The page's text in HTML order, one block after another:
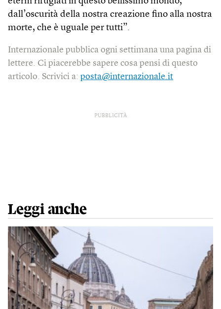
dall’oscurità della nostra creazione fino alla nostra
morte, che è uguale per tutti”.
Internazionale pubblica ogni settimana una pagina di
lettere. Ci piacerebbe sapere cosa pensi di questo
articolo. Scrivici a: posta@internazionale.it
PUBBLICITÀ
Leggi anche